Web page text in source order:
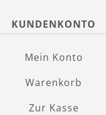
KUNDENKONTO
Mein Konto
Warenkorb
Zur Kasse